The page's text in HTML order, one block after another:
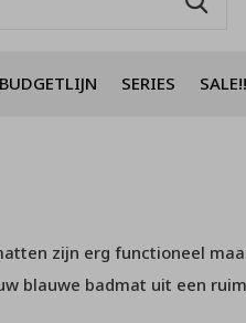
BUDGETLIJN SERIES
zijn erg functioneel
blauwe badmat uit een